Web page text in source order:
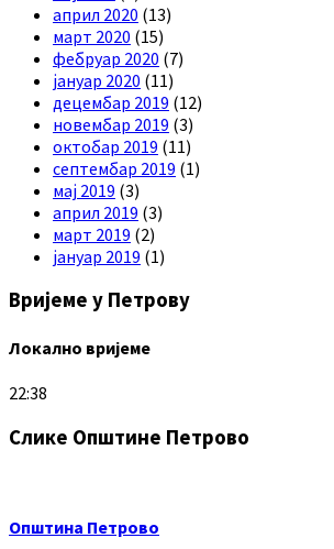
април 2020 (13)
март 2020 (15)
фебруар 2020 (7)
јануар 2020 (11)
децембар 2019 (12)
новембар 2019 (3)
октобар 2019 (11)
септембар 2019 (1)
мај 2019 (3)
април 2019 (3)
март 2019 (2)
јануар 2019 (1)
Вријеме у Петрову
Локално вријеме
22:38
Слике Општине Петрово
Општина Петрово